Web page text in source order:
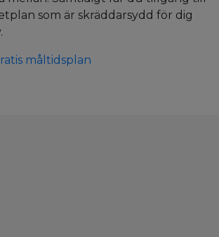
som är skräddarsydd för dig
måltidsplan